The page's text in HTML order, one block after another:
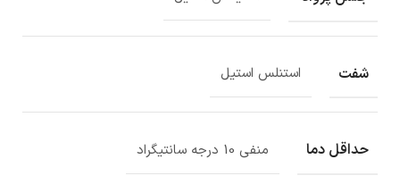
شفت استنلس استیل
حداقل دما منفی 10 درجه سانتیگراد